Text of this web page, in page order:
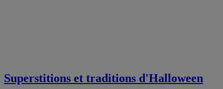
Superstitions et traditions d'Halloween